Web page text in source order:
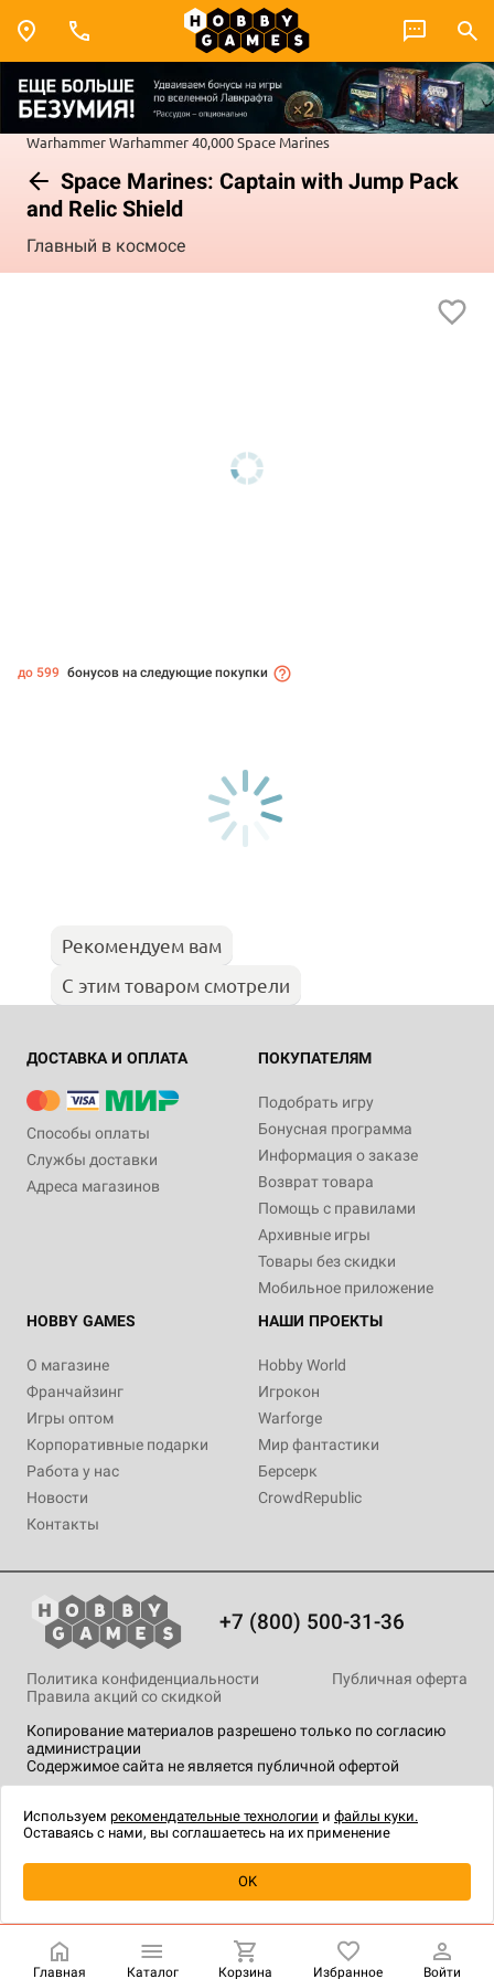
WarhammerWarhammer 40,000Space Marines
Space Marines: Captain with Jump Pack
and Relic Shield
Главный в космосе
Купить| 5 990 ₽
до 599 бонусов на следующие покупки
Рекомендуем вам
С этим товаром смотрели
ДОСТАВКА И ОПЛАТА
Способы оплаты
Службы доставки
Адреса магазинов
ПОКУПАТЕЛЯМ
Подобрать игру
Бонусная программа
Информация о заказе
Возврат товара
Помощь с правилами
Архивные игры
Товары без скидки
Мобильное приложение
HOBBY GAMES
О магазине
Франчайзинг
Игры оптом
Корпоративные подарки
Работа у нас
Новости
Контакты
НАШИ ПРОЕКТЫ
Hobby World
Игрокон
Warforge
Мир фантастики
Берсерк
CrowdRepublic
+7 (800) 500-31-36
Копирование материалов разрешено только по согласию
администрации
Содержимое сайта не является публичной офертой
Политика конфиденциальности
Публичная оферта
Правила акций со скидкой
технологии.
Главная Каталог Корзина Избранное Войти
Используем рекомендательные технологии и файлы куки.
Оставаясь с нами, вы соглашаетесь на их применение
OK